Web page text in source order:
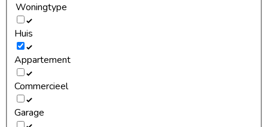
Woningtype
Huis
Appartement
Commercieel
Garage